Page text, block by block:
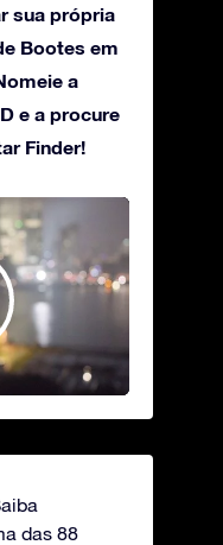
sua própria
Bootes em
a
e a procure
Finder!
das 88